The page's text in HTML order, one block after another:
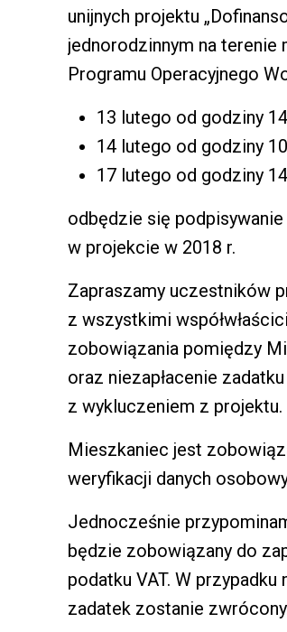
unijnych projektu
jednorodzinnym na terenie
Programu Operacyjnego
13 lutego od godziny
14 lutego od godziny
17 lutego od godziny
odbędzie się
w projekcie w 2018 r.
Zapraszamy uczestników
z wszystkimi
zobowiązania pomiędzy
oraz niezapłacenie
z wykluczeniem z projektu.
Mieszkaniec jest
weryfikacji danych
Jednocześnie
będzie zobowiązany do
podatku VAT. W
zadatek zostanie